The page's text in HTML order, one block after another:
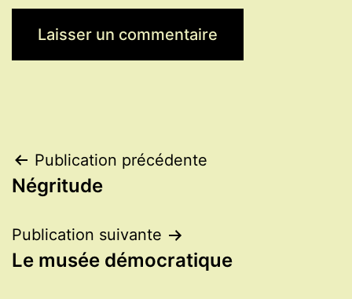
Navigation
de
l’article
Publication précédente
Négritude
Publication suivante
Le musée démocratique